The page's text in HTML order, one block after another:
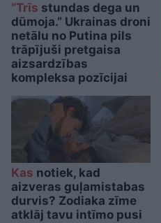
“Trīs stundas dega un
dūmoja.” Ukrainas droni
netālu no Putina pils
trāpījuši pretgaisa
aizsardzības
kompleksa pozīcijai
Kas notiek, kad
aizveras guļamistabas
durvis? Zodiaka zīme
atklāj tavu intīmo pusi